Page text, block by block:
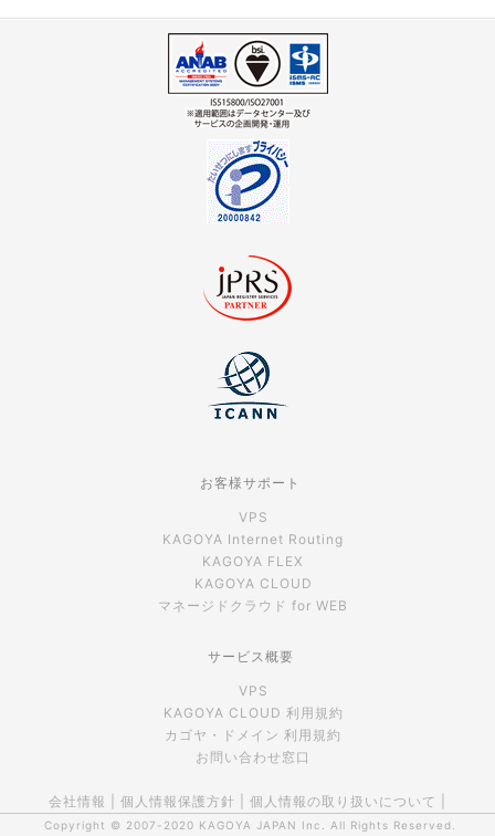
お客様サポート
VPS
KAGOYA Internet Routing
KAGOYA FLEX
KAGOYA CLOUD
マネージドクラウド for WEB
サービス概要
VPS
KAGOYA CLOUD 利用規約
カゴヤ・ドメイン 利用規約
お問い合わせ窓口
会社情報 個人情報保護方針 個人情報の取り扱いについて
Copyright © 2007-2020 KAGOYA JAPAN Inc. All Rights Reserved.